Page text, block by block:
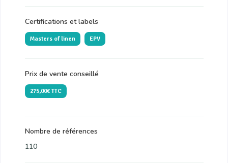
Certifications et labels
Masters of linen EPV
Prix de vente conseillé
275,00€ TTC
Nombre de références
110